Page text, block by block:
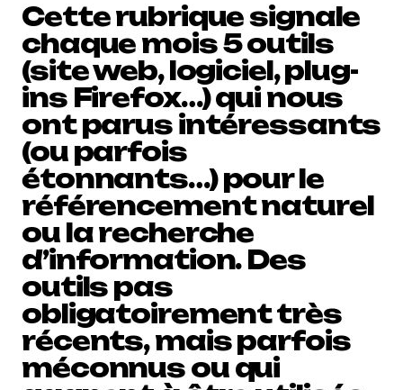
Cette rubrique signale
chaque mois 5 outils
(site web, logiciel, plug-
ins Firefox…) qui nous
ont parus intéressants
(ou parfois
étonnants…) pour le
référencement naturel
ou la recherche
d’information. Des
outils pas
obligatoirement très
récents, mais parfois
méconnus ou qui